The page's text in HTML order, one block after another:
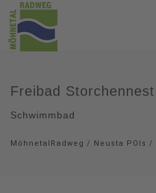
Freibad Storchennest
Schwimmbad
MöhnetalRadweg / Neusta POIs /